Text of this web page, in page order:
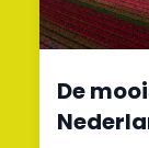
De